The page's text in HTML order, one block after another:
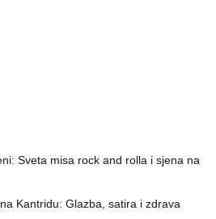
Sveta misa rock and rolla i sjena na
Kantridu: Glazba, satira i zdrava